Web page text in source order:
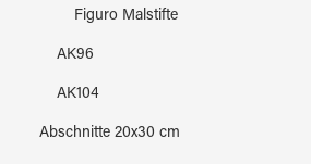
Figuro Malstifte
AK96
AK104
Abschnitte 20x30 cm